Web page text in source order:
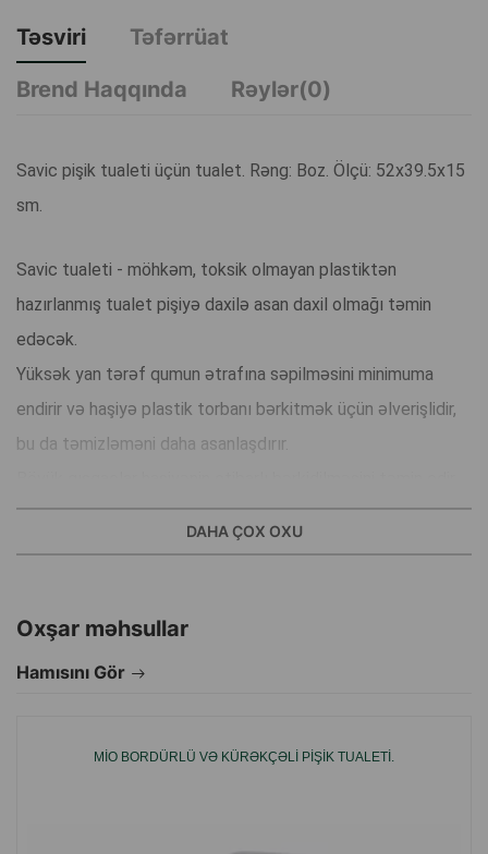
Təsviri
Təfərrüat
Brend Haqqında
Rəylər(0)
Savic pişik tualeti üçün tualet. Rəng: Boz. Ölçü: 52x39.5x15
sm.
Savic tualeti - möhkəm, toksik olmayan plastiktən
hazırlanmış tualet pişiyə daxilə asan daxil olmağı təmin
edəcək.
Yüksək yan tərəf qumun ətrafına səpilməsini minimuma
endirir və haşiyə plastik torbanı bərkitmək üçün əlverişlidir,
bu da təmizləməni daha asanlaşdırır.
heyvanlar içəri girməkdə çətinlik çəkməyəcəklər.
Ölçü: 52x39,5x15 sm.
DAHA ÇOX OXU
Oxşar məhsullar
Hamısını Gör
MIO BORDÜRLÜ VƏ KÜRƏKÇƏLI PIŞIK TUALETI.